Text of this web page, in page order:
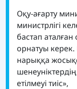
Оқу-ағарту
министрлігі
бастап аталған
орнатуы керек.
нарыққа
етілмеуі тиіс»,